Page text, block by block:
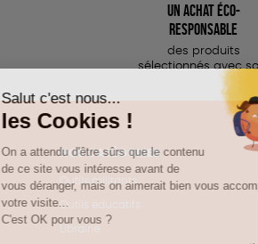
Un achat éco-
responsable
des produits
sélectionnés avec
NOS CATÉGORIES
Outils militants
Outils éducatifs